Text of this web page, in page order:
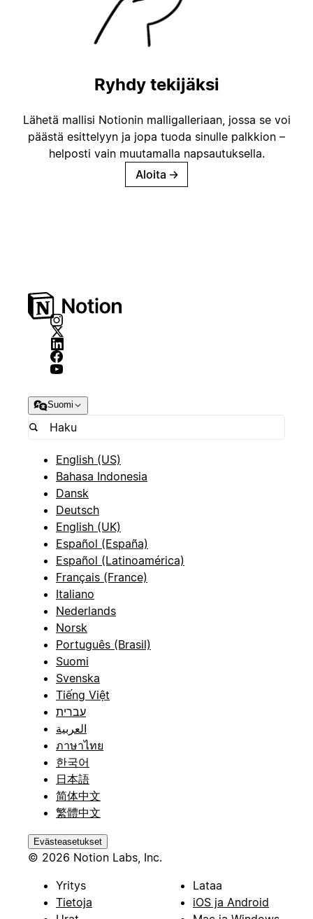
Ryhdy tekijäksi
Lähetä mallisi Notionin malligalleriaan, jossa se voi
päästä esittelyyn ja jopa tuoda sinulle palkkion –
helposti vain muutamalla napsautuksella.
Aloita →
Suomi
English (US)
Bahasa Indonesia
Dansk
Deutsch
English (UK)
Español (España)
Español (Latinoamérica)
Français (France)
Italiano
Nederlands
Norsk
Português (Brasil)
Suomi
Svenska
Tiếng Việt
עברית
العربية
ภาษาไทย
한국어
日本語
简体中文
繁體中文
Evästeasetukset
© 2026 Notion Labs, Inc.
Yritys
Tietoja
Lataa
iOS ja Android